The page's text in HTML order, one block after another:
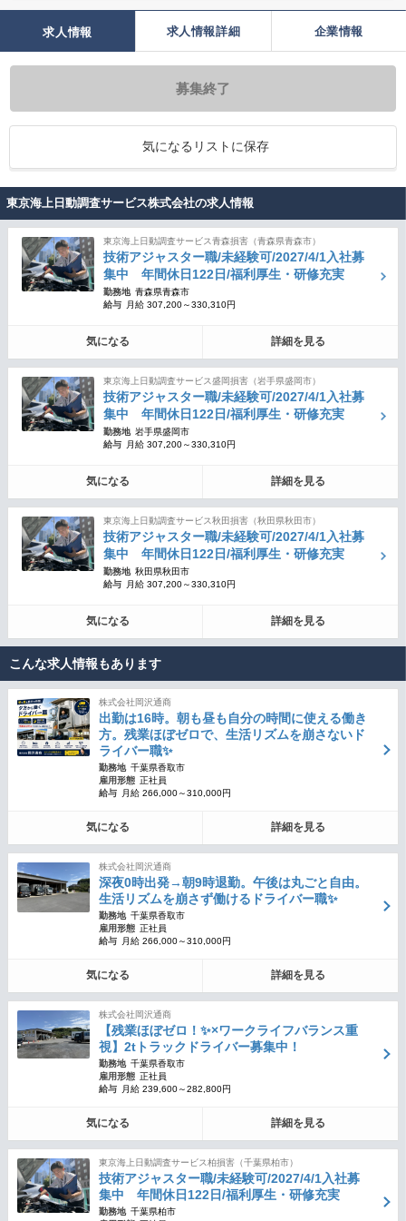
求人情報 求人情報詳細 企業情報
募集終了
気になるリストに保存
東京海上日動調査サービス株式会社の求人情報
東京海上日動調査サービス青森損害（青森県青森市）
技術アジャスター職/未経験可/2027/4/1入社募
集中 年間休日122日/福利厚生・研修充実
勤務地 青森県青森市
給与
月給 307,200～330,310円
気になる 詳細を見る
東京海上日動調査サービス盛岡損害（岩手県盛岡市）
技術アジャスター職/未経験可/2027/4/1入社募
集中 年間休日122日/福利厚生・研修充実
勤務地 岩手県盛岡市
給与
月給 307,200～330,310円
気になる 詳細を見る
東京海上日動調査サービス秋田損害（秋田県秋田市）
技術アジャスター職/未経験可/2027/4/1入社募
集中 年間休日122日/福利厚生・研修充実
勤務地 秋田県秋田市
給与
月給 307,200～330,310円
気になる 詳細を見る
こんな求人情報もあります
株式会社岡沢通商
出勤は16時。朝も昼も自分の時間に使える働き
方。残業ほぼゼロで、生活リズムを崩さないド
ライバー職✨
勤務地 千葉県香取市
雇用形態 正社員
給与
月給 266,000～310,000円
気になる 詳細を見る
株式会社岡沢通商
深夜0時出発→朝9時退勤。午後は丸ごと自由。
生活リズムを崩さず働けるドライバー職✨
勤務地 千葉県香取市
雇用形態 正社員
給与
月給 266,000～310,000円
気になる 詳細を見る
株式会社岡沢通商
【残業ほぼゼロ！✨×ワークライフバランス重
視】2tトラックドライバー募集中！
勤務地 千葉県香取市
雇用形態 正社員
給与
月給 239,600～282,800円
気になる 詳細を見る
東京海上日動調査サービス柏損害（千葉県柏市）
技術アジャスター職/未経験可/2027/4/1入社募
集中 年間休日122日/福利厚生・研修充実
勤務地 千葉県柏市